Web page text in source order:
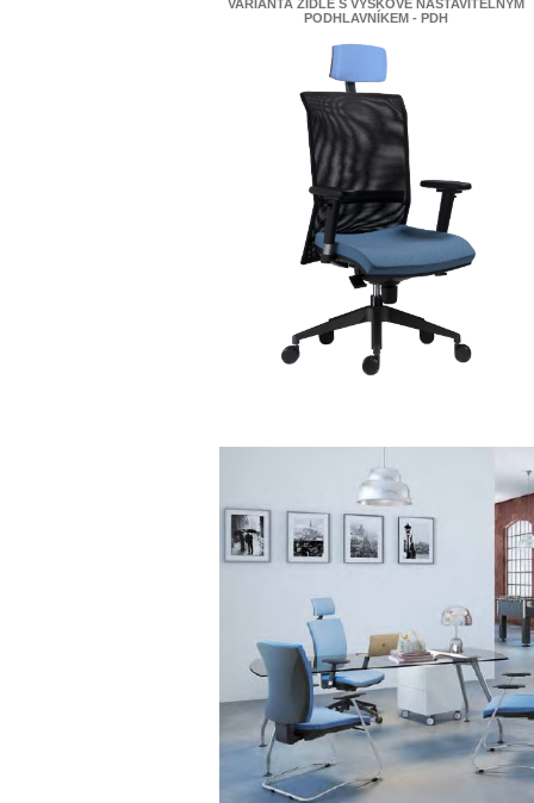
VARIANTA ŽIDLE S VÝŠKOVĚ NASTAVITELNÝM
PODHLAVNÍKEM - PDH